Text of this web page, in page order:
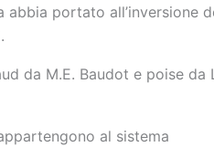
portato all’inversione
da M.E. Baudot e poise da
al sistema